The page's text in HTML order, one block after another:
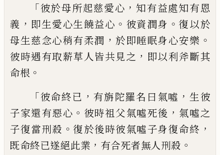
「彼於母所起慈愛心 ，知有益處知有恩
義 ， 即生愛心生饒益心 。 彼資潤身 。復以於
母生慈念心稍有柔潤 ， 於即睡眠身心安樂 。
彼時遇有取薪草人皆共見之 ， 即以利斧斷其
命根 。
「彼命終已 ， 有旃陀羅名曰氣噓 ， 生彼
子家還有惡心 。 彼時祖父氣噓死後 ， 氣噓之
子復當刑殺 。復於後時彼氣噓子身復命終 ，
既命終已遂絕此業 ， 有合死者無人刑殺 。